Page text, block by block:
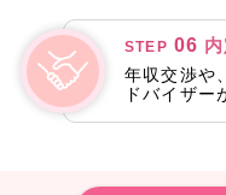
STEP 06
年収交渉や
ドバイザー